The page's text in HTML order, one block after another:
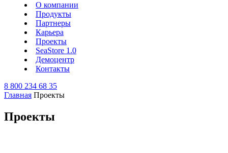
О компании
Продукты
Партнеры
Карьера
Проекты
SeaStore 1.0
Демоцентр
Контакты
8 800 234 68 35
Главная Проекты
Проекты